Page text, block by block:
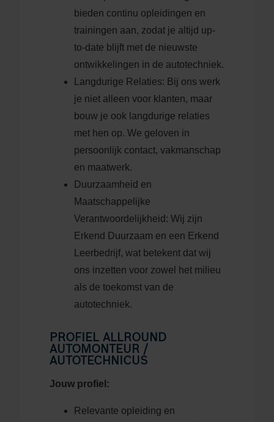
bieden continu opleidingen en
trainingen aan, zodat je altijd up-
to-date blijft met de nieuwste
ontwikkelingen in de autotechniek.
Langdurige Relaties: Bij ons werk
je niet alleen voor klanten, maar
bouw je ook langdurige relaties
met hen op. We geloven in
persoonlijk contact, vakmanschap
en maatwerk.
Duurzaamheid en
Maatschappelijke
Verantwoordelijkheid: Wij zijn
Erkend Duurzaam en een Erkend
Leerbedrijf, wat betekent dat wij
ons inzetten voor zowel het milieu
als de toekomst van de
autotechniek.
PROFIEL ALLROUND
AUTOMONTEUR /
AUTOTECHNICUS
Jouw profiel:
Relevante opleiding en